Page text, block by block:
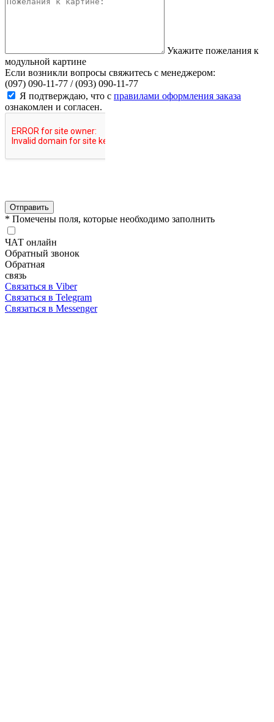
Укажите пожелания к
модульной картине
Если возникли вопросы свяжитесь с менеджером:
(097) 090-11-77 /(093) 090-11-77
Я подтверждаю, что с правилами оформления заказа
ознакомлен и согласен.
Отправить
* Помечены поля, которые необходимо заполнить
ЧАТ онлайн
Обратный звонок
Обратная
связь
Связаться в Viber
Связаться в Telegram
Связаться в Messenger